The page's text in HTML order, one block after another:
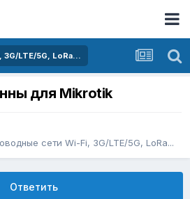
LTE/5G, LoRa...
для Mikrotik
сети Wi-Fi, 3G/LTE/5G, LoRa...
Ответить